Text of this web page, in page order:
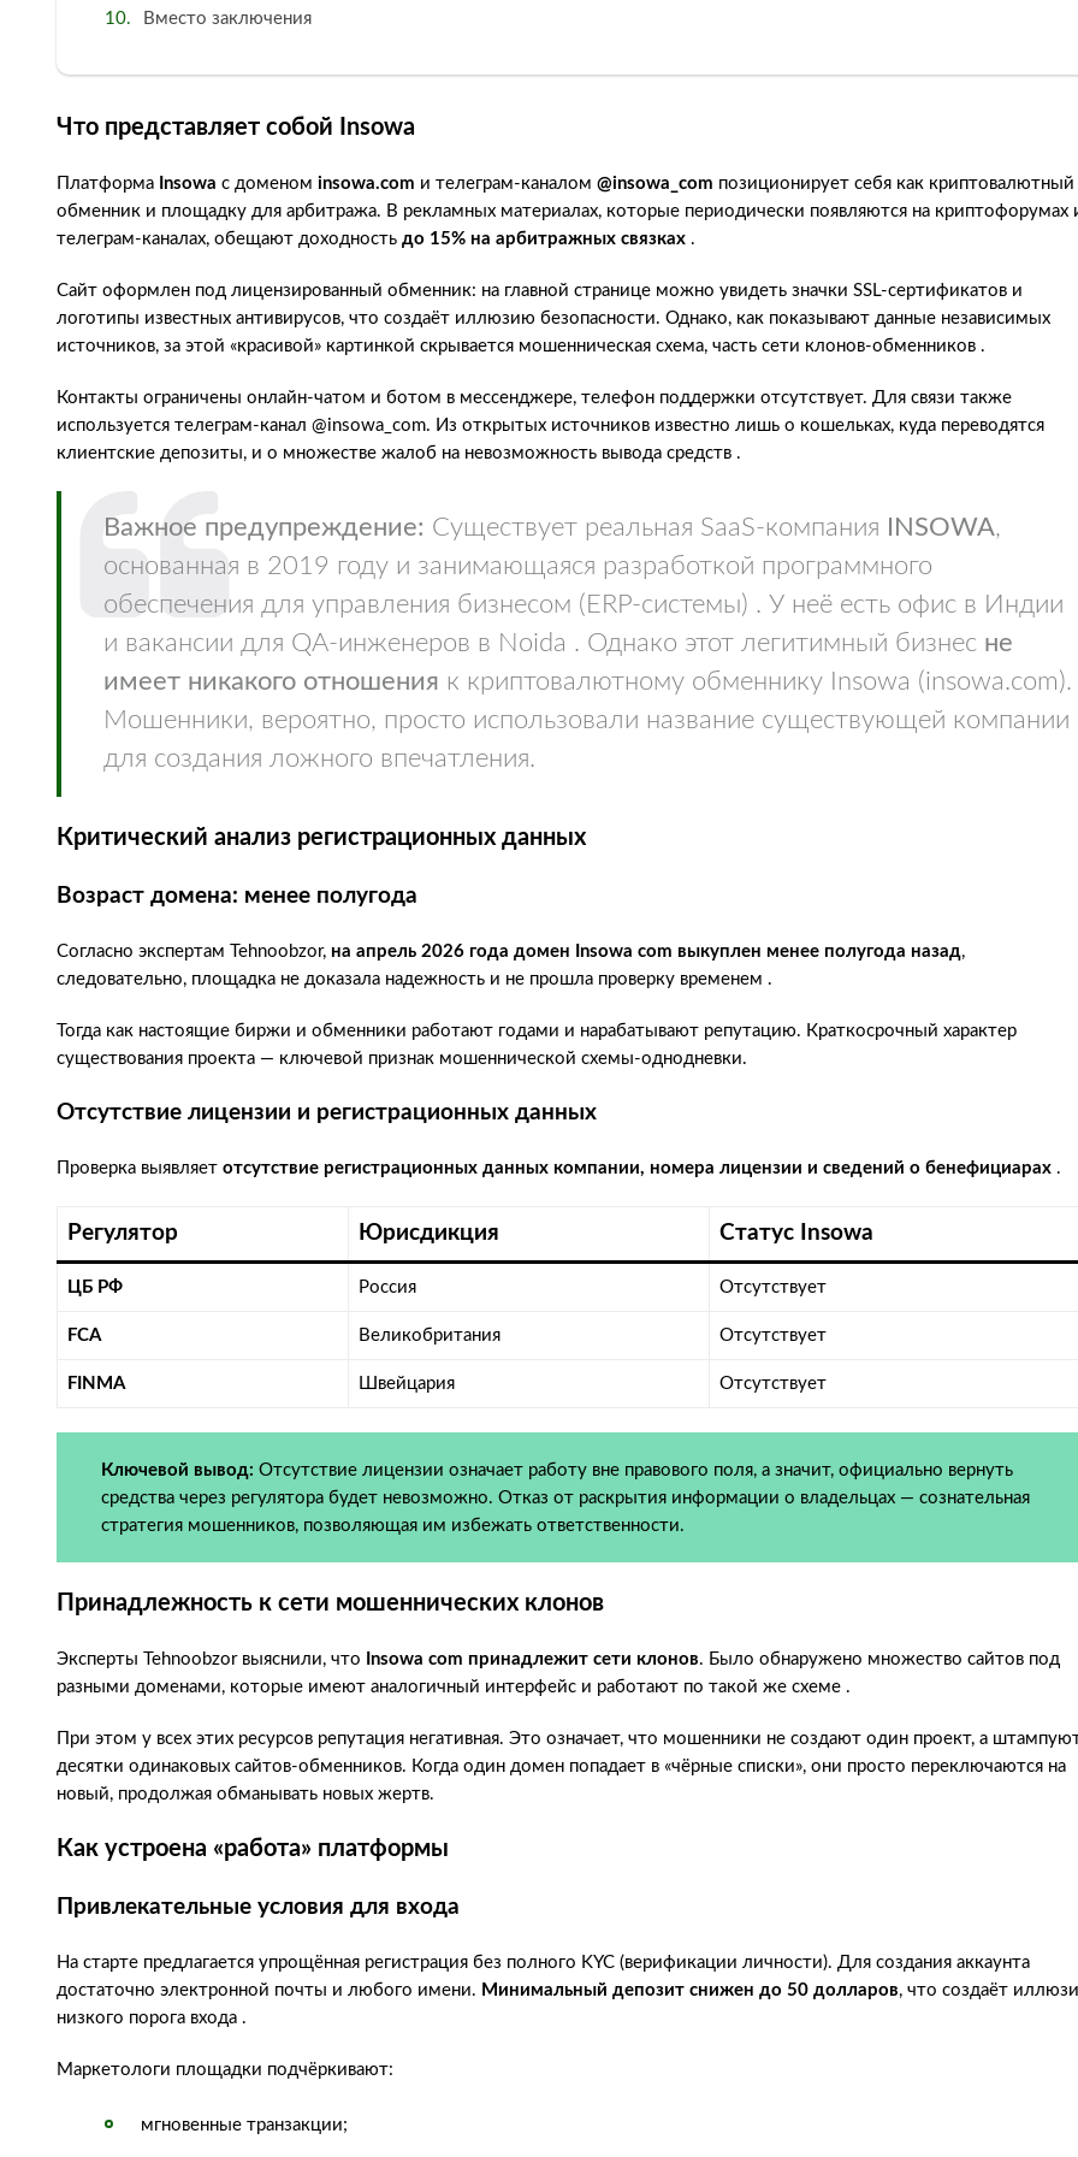
Вместо заключения
Что представляет собой Insowa
Платформа Insowa с доменом insowa.com и телеграм-каналом @insowa_com позиционирует себя как криптовалютный
обменник и площадку для арбитража. В рекламных материалах, которые периодически появляются на криптофорумах
телеграм-каналах, обещают доходность до 15% на арбитражных связках .
Сайт оформлен под лицензированный обменник: на главной странице можно увидеть значки SSL-сертификатов и
логотипы известных антивирусов, что создаёт иллюзию безопасности. Однако, как показывают данные независимых
источников, за этой «красивой» картинкой скрывается мошенническая схема, часть сети клонов-обменников .
Контакты ограничены онлайн-чатом и ботом в мессенджере, телефон поддержки отсутствует. Для связи также
используется телеграм-канал @insowa_com. Из открытых источников известно лишь о кошельках, куда переводятся
клиентские депозиты, и о множестве жалоб на невозможность вывода средств .
Важное предупреждение: Существует реальная SaaS-компания INSOWA,
основанная в 2019 году и занимающаяся разработкой программного
обеспечения для управления бизнесом (ERP-системы) . У неё есть офис в Индии
и вакансии для QA-инженеров в Noida . Однако этот легитимный бизнес не
имеет никакого отношения к криптовалютному обменнику Insowa (insowa.com).
Мошенники, вероятно, просто использовали название существующей компании
для создания ложного впечатления.
Критический анализ регистрационных данных
Возраст домена: менее полугода
Согласно экспертам Tehnoobzor, на апрель 2026 года домен Insowa com выкуплен менее полугода назад,
следовательно, площадка не доказала надежность и не прошла проверку временем .
Тогда как настоящие биржи и обменники работают годами и нарабатывают репутацию. Краткосрочный характер
существования проекта — ключевой признак мошеннической схемы-однодневки.
Отсутствие лицензии и регистрационных данных
Проверка выявляет отсутствие регистрационных данных компании, номера лицензии и сведений о бенефициарах .
Регулятор Юрисдикция Статус Insowa
ЦБ РФ Россия Отсутствует
FCA Великобритания Отсутствует
FINMA Швейцария Отсутствует
Ключевой вывод: Отсутствие лицензии означает работу вне правового поля, а значит, официально вернуть
средства через регулятора будет невозможно. Отказ от раскрытия информации о владельцах — сознательная
стратегия мошенников, позволяющая им избежать ответственности.
Принадлежность к сети мошеннических клонов
Эксперты Tehnoobzor выяснили, что Insowa com принадлежит сети клонов. Было обнаружено множество сайтов под
разными доменами, которые имеют аналогичный интерфейс и работают по такой же схеме .
При этом у всех этих ресурсов репутация негативная. Это означает, что мошенники не создают один проект, а
десятки одинаковых сайтов-обменников. Когда один домен попадает в «чёрные списки», они просто переключаются на
новый, продолжая обманывать новых жертв.
Как устроена «работа» платформы
Привлекательные условия для входа
На старте предлагается упрощённая регистрация без полного KYC (верификации личности). Для создания аккаунта
достаточно электронной почты и любого имени. Минимальный депозит снижен до 50 долларов, что создаёт
низкого порога входа .
Маркетологи площадки подчёркивают:
мгновенные транзакции;